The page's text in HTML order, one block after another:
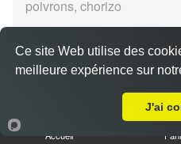
poivrons, chorizo
Accueil
Ce site Web utilise des
meilleure expérience sur
J'ai